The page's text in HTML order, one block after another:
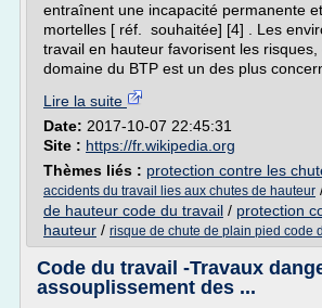
entraînent une incapacité permanente
mortelles [ réf. souhaitée] [4] . Les
travail en hauteur favorisent les
domaine du BTP est un des plus
Lire la suite
Date: 2017-10-07 22:45:31
Site : https://fr.wikipedia.org
Thèmes liés : protection contre les
accidents du travail lies aux chutes de hauteur
de hauteur code du travail / protection
hauteur / risque de chute de plain pied code
Code du travail -Travaux
assouplissement des ...